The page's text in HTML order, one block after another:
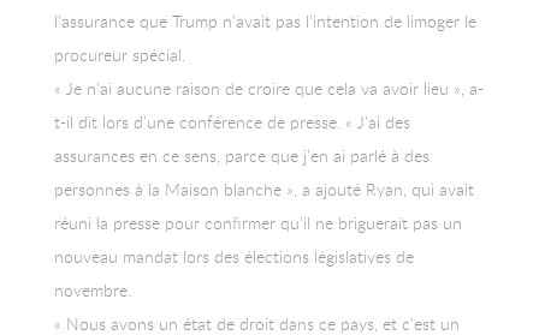
l’assurance que Trump n’avait pas l’intention de limoger le
procureur spécial.
« Je n’ai aucune raison de croire que cela va avoir lieu », a-
t-il dit lors d’une conférence de presse. « J’ai des
assurances en ce sens, parce que j’en ai parlé à des
personnes à la Maison blanche », a ajouté Ryan, qui avait
réuni la presse pour confirmer qu’il ne briguerait pas un
nouveau mandat lors des élections législatives de
novembre.
« Nous avons un état de droit dans ce pays, et c’est un